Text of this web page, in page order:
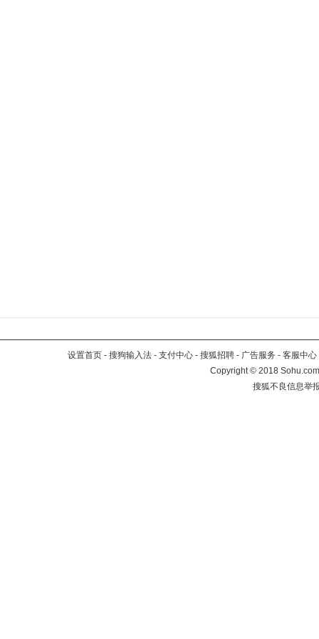
设置首页 - 搜狗输入法 - 支付中心 - 搜狐招聘 - 广告服务 - 客服中心
Copyright©2018
搜狐不良信息举